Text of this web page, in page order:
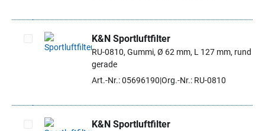
Artikel auswählen
K&N Sportluftfilter
RU-0810, Gummi, Ø 62 mm, L 127 mm, rund
gerade
Art.-Nr.: 05696190 Org.-Nr.: RU-0810
K&N Sportluftfilter